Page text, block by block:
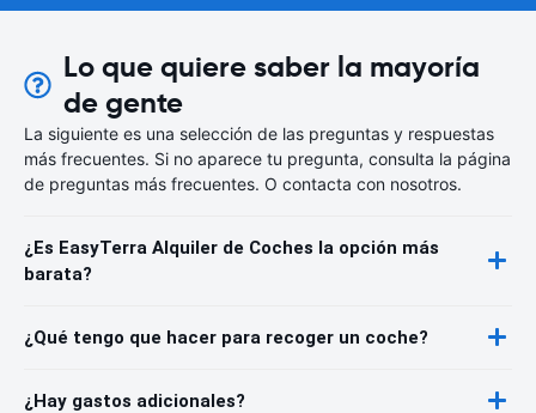
Lo que quiere saber la mayoría
de gente
La siguiente es una selección de las preguntas y respuestas
más frecuentes. Si no aparece tu pregunta, consulta la página
de preguntas más frecuentes. O contacta con nosotros.
¿Es EasyTerra Alquiler de Coches la opción más
barata?
¿Qué tengo que hacer para recoger un coche?
¿Hay gastos adicionales?